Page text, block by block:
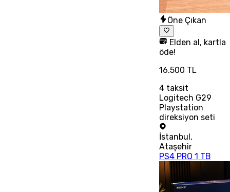
Öne Çıkan
Elden al, kartla
öde!
16.500 TL
4taksit
Logitech G29
Playstation
direksiyon seti
İstanbul,
Ataşehir
PS4 PRO 1 TB